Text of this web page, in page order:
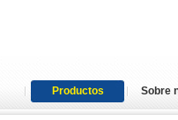
Productos Sobre